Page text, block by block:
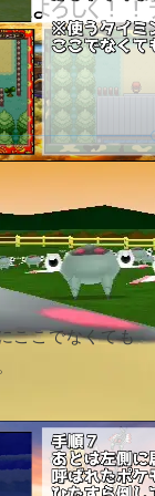
ここでなくても